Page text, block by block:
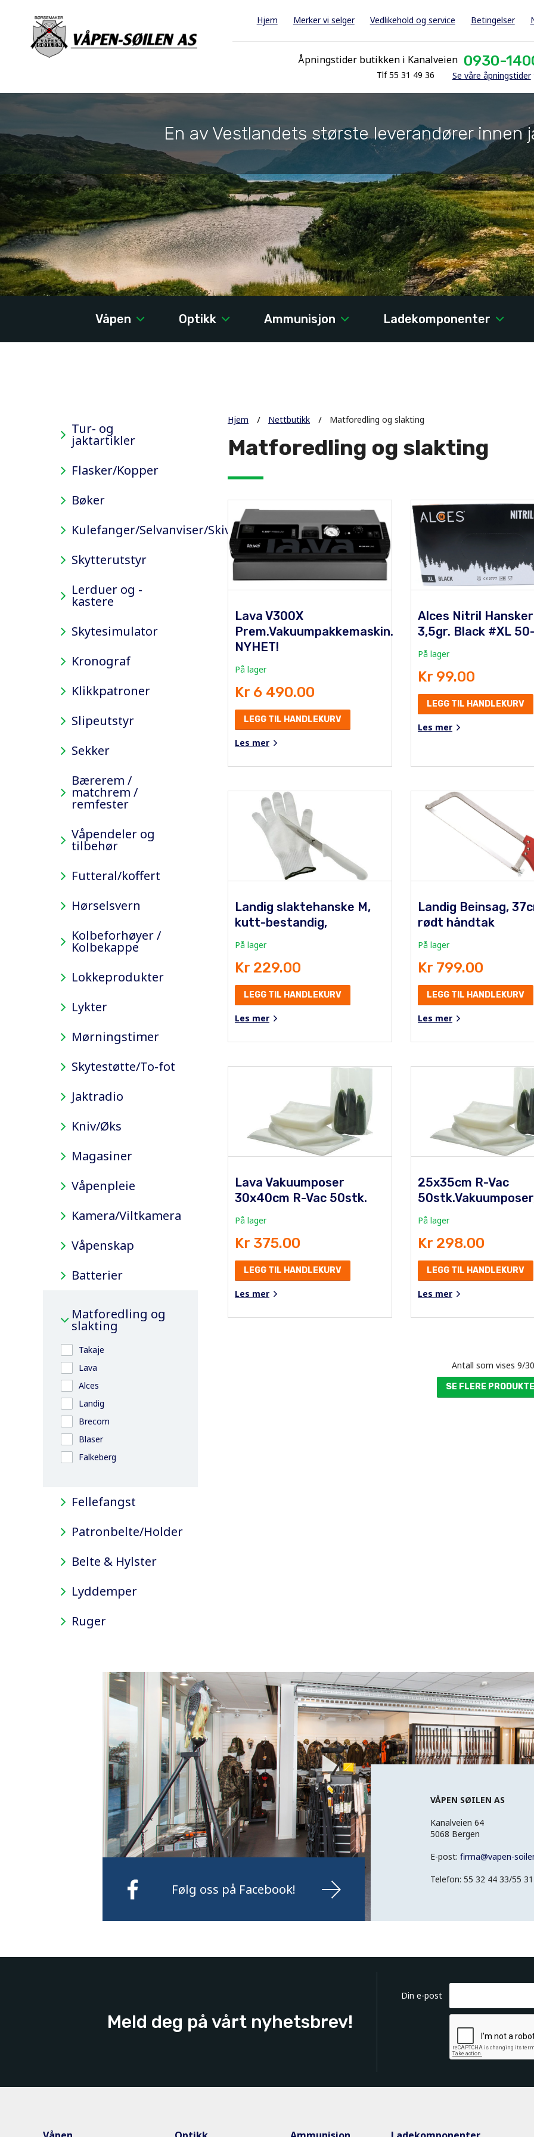
Hjem Merker vi selger Vedlikehold og service Betingelser
Åpningstider butikken i Kanalveien 0930-
Tlf 55 31 49 36 Se våre åpningstider
En av Vestlandets største leverandører innen
Våpen Optikk Ammunisjon Ladekomponenter
Tur- og
jaktartikler
Flasker/Kopper
Bøker
Kulefanger/Selvanviser/Skiver
Skytterutstyr
Lerduer og -
kastere
Skytesimulator
Kronograf
Klikkpatroner
Slipeutstyr
Sekker
Bærerem /
matchrem /
remfester
Våpendeler og
tilbehør
Futteral/koffert
Hørselsvern
Kolbeforhøyer /
Kolbekappe
Lokkeprodukter
Lykter
Mørningstimer
Skytestøtte/To-fot
Jaktradio
Kniv/Øks
Magasiner
Våpenpleie
Kamera/Viltkamera
Våpenskap
Batterier
Matforedling og
slakting
Takaje
Lava
Alces
Landig
Brecom
Blaser
Falkeberg
Fellefangst
Patronbelte/Holder
Belte & Hylster
Lyddemper
Ruger
Hjem Nettbutikk Matforedling og slakting
Matforedling og slakting
Lava V300X
Prem.Vakuumpakkemaskin.
NYHET!
På lager
Kr 6 490.00
LEGG TIL HANDLEKURV
Les mer
Alces Nitril Hansker
3,5gr. Black #XL
På lager
Kr 99.00
LEGG TIL HANDLEKURV
Les mer
Landig slaktehanske M,
kutt-bestandig,
På lager
Kr 229.00
LEGG TIL HANDLEKURV
Les mer
Landig Beinsag,
rødt håndtak
På lager
Kr 799.00
LEGG TIL HANDLEKURV
Les mer
Lava Vakuumposer
30x40cm R-Vac 50stk.
På lager
Kr 375.00
LEGG TIL HANDLEKURV
Les mer
25x35cm R-Vac
På lager
Kr 298.00
LEGG TIL HANDLEKURV
Les mer
Antall som vises 9/30
SE FLERE
Følg oss på Facebook!
VÅPEN SØILEN AS
Kanalveien 64
5068 Bergen
E-post: firma@vapen-
Telefon: 55 32 44 33/55
Meld deg på vårt nyhetsbrev!
Din e-post